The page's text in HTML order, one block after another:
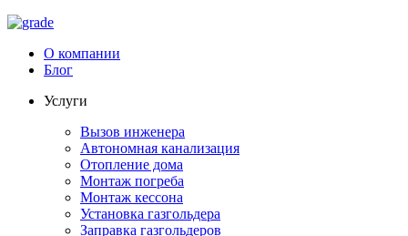
О компании
Блог
Услуги
Вызов инженера
Автономная канализация
Отопление дома
Монтаж погреба
Монтаж кессона
Установка газгольдера
Заправка газгольдеров